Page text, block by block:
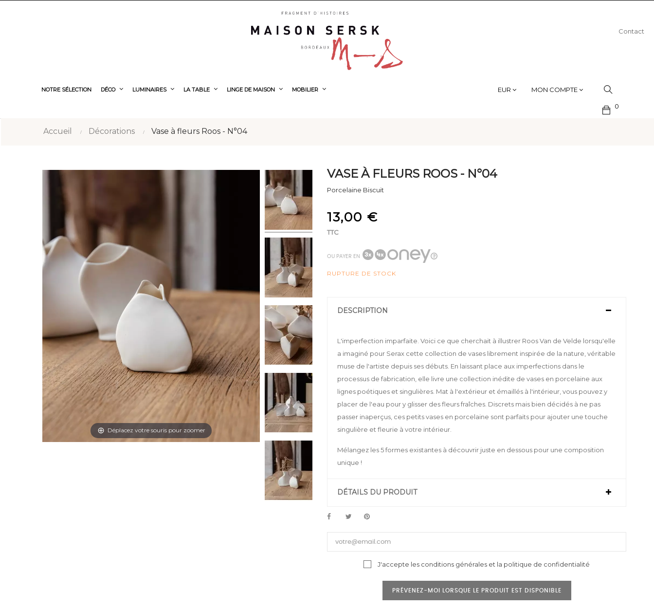
Contact
NOTRE SÉLECTION DÉCO LUMINAIRES LA TABLE LINGE DE MAISON MOBILIER EUR MON COMPTE
0
Accueil Décorations Vase à fleurs Roos - N°04
Déplacez votre souris pour zoomer
VASE À FLEURS ROOS - N°04
Porcelaine Biscuit
13,00 €
TTC
OU PAYER EN
RUPTURE DE STOCK
DESCRIPTION
L'imperfection imparfaite. Voici ce que cherchait à illustrer Roos Van de Velde lorsqu'elle
a imaginé pour Serax cette collection de vases librement inspirée de la nature, véritable
muse de l'artiste depuis ses débuts. En laissant place aux imperfections dans le
processus de fabrication, elle livre une collection inédite de vases en porcelaine aux
lignes poétiques et singulières. Mat à l'extérieur et émaillés à l'intérieur, vous pouvez y
placer de l'eau pour y glisser des fleurs fraîches. Discrets mais bien décidés à ne pas
passer inaperçus, ces petits vases en porcelaine sont parfaits pour ajouter une touche
singulière et fleurie à votre intérieur.
Mélangez les 5 formes existantes à découvrir juste en dessous pour une composition
unique !
DÉTAILS DU PRODUIT
J'accepte les conditions générales et la politique de confidentialité
PRÉVENEZ-MOI LORSQUE LE PRODUIT EST DISPONIBLE